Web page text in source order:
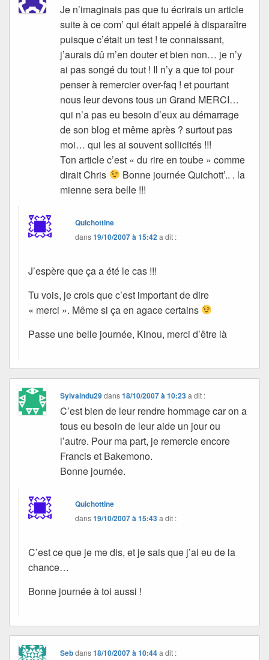
Je n’imaginais pas que tu écrirais un article
suite à ce com’ qui était appelé à disparaître
puisque c’était un test ! te connaissant,
j’aurais dû m’en douter et bien non… je n’y
ai pas songé du tout ! Il n’y a que toi pour
penser à remercier over-faq ! et pourtant
nous leur devons tous un Grand MERCI…
qui n’a pas eu besoin d’eux au démarrage
de son blog et même après ? surtout pas
moi… qui les ai souvent sollicités !!!
Ton article c’est « du rire en toube » comme
dirait Chris
Bonne journée Quichott’.. . la
mienne sera belle !!!
Quichottine
dans19/10/2007 à 15:42 a dit :
J’espère que ça a été le cas !!!
Tu vois, je crois que c’est important de dire
« merci ». Même si ça en agace certains
Passe une belle journée, Kinou, merci d’être là
Sylvaindu29dans18/10/2007 à 10:23 a dit :
C’est bien de leur rendre hommage car on a
tous eu besoin de leur aide un jour ou
l’autre. Pour ma part, je remercie encore
Francis et Bakemono.
Bonne journée.
Quichottine
dans19/10/2007 à 15:43a dit :
C’est ce que je me dis, et je sais que j’ai eu de la
chance…
Bonne journée à toi aussi !
Sebdans18/10/2007 à 10:44 a dit :